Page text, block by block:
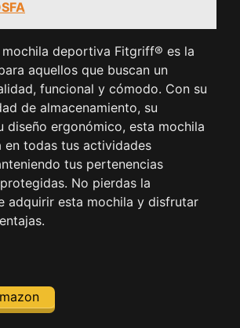
mochila deportiva Fitgriff® es la
aquellos que buscan un
funcional y cómodo. Con su
de almacenamiento, su
diseño ergonómico, esta mochila
en todas tus actividades
tus pertenencias
No pierdas la
adquirir esta mochila y disfrutar